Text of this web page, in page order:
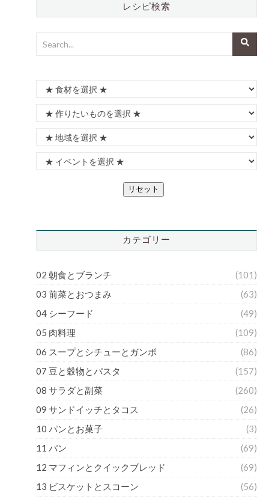
レシピ検索
リセット
カテゴリー
02 朝食とブランチ
(101)
03 前菜とおつまみ
(63)
04 シーフード
(49)
05 肉料理
(109)
06 スープとシチューとガンボ
(86)
07 豆と穀物とパスタ
(157)
08 サラダと副菜
(260)
09 サンドイッチとタコス
(26)
10 パンとお菓子
(3)
11 パン
(69)
12 マフィンとクイックブレッド
(69)
13 ビスケットとスコーン
(56)